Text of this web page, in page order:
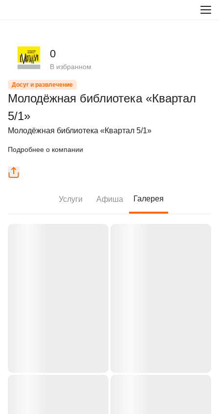
0
В избранном
Досуг и развлечение
Молодёжная библиотека «Квартал
5/1»
Молодёжная библиотека «Квартал 5/1»
Подробнее о компании
Услуги Афиша Галерея